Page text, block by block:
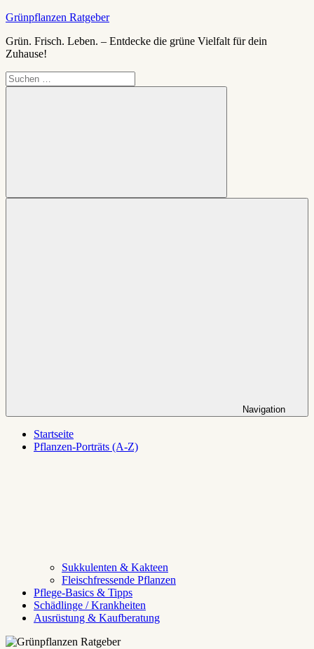
Zum
springen
Grünpflanzen Ratgeber
Grün. Frisch. Leben. – Entdecke die grüne Vielfalt für dein
Zuhause!
Suchen
nach:
Suchen
Navigation
Startseite
Pflanzen-Porträts (A-Z)
Sukkulenten & Kakteen
Fleischfressende Pflanzen
Pflege-Basics & Tipps
Schädlinge / Krankheiten
Ausrüstung & Kaufberatung